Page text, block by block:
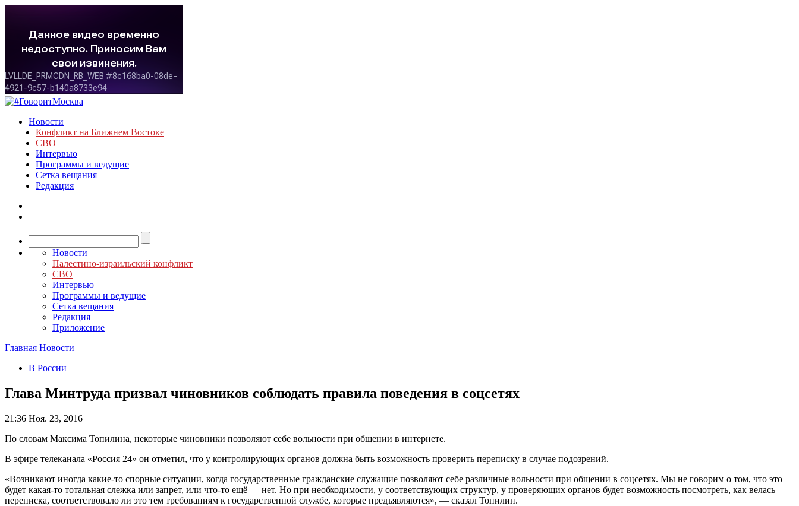
Новости
Конфликт на Ближнем Востоке
СВО
Интервью
Программы и ведущие
Сетка вещания
Редакция
Новости
Палестино-израильский конфликт
СВО
Интервью
Программы и ведущие
Сетка вещания
Редакция
Приложение
Главная Новости
В России
Глава Минтруда призвал чиновников соблюдать правила поведения в соцсетях
21:36 Ноя. 23, 2016
По словам Максима Топилина, некоторые чиновники позволяют себе вольности при общении в интернете.
В эфире телеканала «Россия 24» он отметил, что у контролирующих органов должна быть возможность проверить переписку в случае подозрений.
«Возникают иногда какие-то спорные ситуации, когда государственные гражданские служащие позволяют себе различные вольности при общении в соцсетях. Мы не говорим о том, что это
будет какая-то тотальная слежка или запрет, или что-то ещё — нет. Но при необходимости, у соответствующих структур, у проверяющих органов будет возможность посмотреть, как велась
переписка, соответствовало ли это тем требованиям к государственной службе, которые предъявляются», — сказал Топилин.